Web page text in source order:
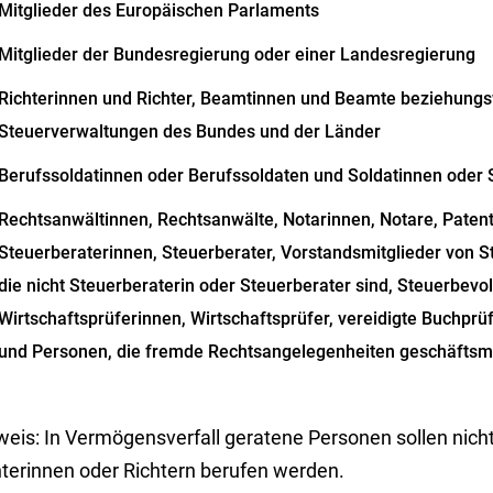
des Europäischen Parlaments
der Bundesregierung oder einer Landesregierung
und Richter, Beamtinnen und Beamte
des Bundes und der Länder
oder Berufssoldaten und Soldatinnen oder
Rechtsanwälte, Notarinnen, Notare,
Steuerberater, Vorstandsmitglieder von
nicht Steuerberaterin oder Steuerberater sind,
Wirtschaftsprüfer, vereidigte
Personen, die fremde Rechtsangelegenheiten
In Vermögensverfall geratene Personen sollen
oder Richtern berufen werden.